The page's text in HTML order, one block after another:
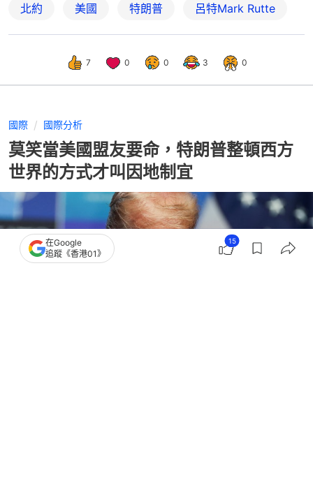
北約 美國 特朗普 呂特Mark Rutte
7 0 0 3 0
國際 國際分析
莫笑當美國盟友要命，特朗普整頓西方
世界的方式才叫因地制宜
在Google
追蹤《香港01》
15